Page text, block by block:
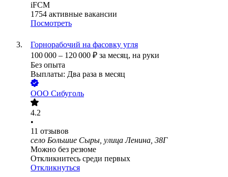
iFCM
1754 активные вакансии
Посмотреть
Горнорабочий на фасовку угля
100 000 – 120 000 ₽ за месяц, на руки
Без опыта
Выплаты: Два раза в месяц
ООО Сибуголь
4.2
•
11 отзывов
село Большие Сыры, улица Ленина, 38Г
Можно без резюме
Откликнитесь среди первых
Откликнуться